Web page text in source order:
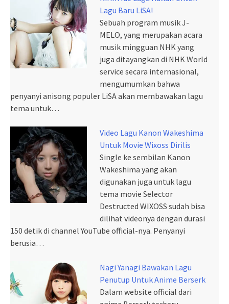
Lagu Baru LiSA!
Sebuah program musik J-
MELO, yang merupakan acara
musik mingguan NHK yang
juga ditayangkan di NHK World
service secara internasional,
mengumumkan bahwa
penyanyi anisong populer LiSA akan membawakan lagu
tema untuk…
Video Lagu Kanon Wakeshima
Untuk Movie Wixoss Dirilis
Single ke sembilan Kanon
Wakeshima yang akan
digunakan juga untuk lagu
tema movie Selector
Destructed WIXOSS sudah bisa
dilihat videonya dengan durasi
150 detik di channel YouTube official-nya. Penyanyi
berusia…
Nagi Yanagi Bawakan Lagu
Penutup Untuk Anime Berserk
Dalam website official dari